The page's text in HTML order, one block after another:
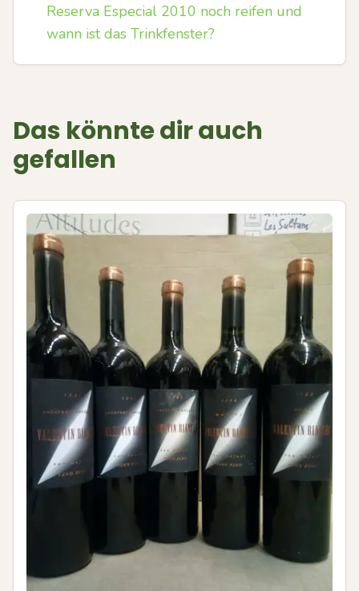
Reserva Especial 2010 noch reifen und
wann ist das Trinkfenster?
Das könnte dir auch
gefallen